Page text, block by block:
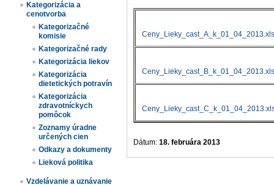
Kategorizácia a
cenotvorba
Kategorizačné
komisie
Kategorizačné rady
Kategorizácia liekov​
Kategorizácia
dietetických potravín​
Kategorizácia
zdravotníckych
pomôcok
Zoznamy úradne
určených cien​
Odkazy a dokumenty
Lieková politika
Vzdelávanie a uznávanie
Ceny_Lieky_cast_A_k_01_04_2013.xls
Ceny_Lieky_cast_B_k_01_04_2013.xls
Dátum: 18. februára 2013